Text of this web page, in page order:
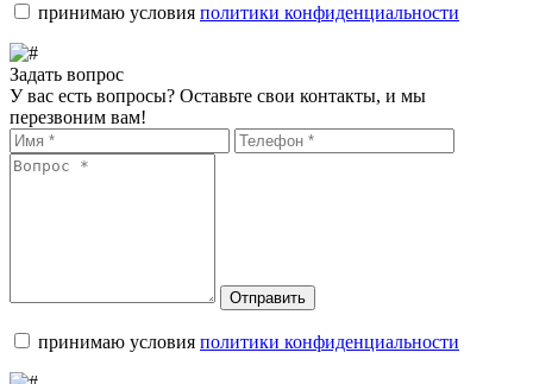
принимаю условия политики конфиденциальности
Задать вопрос
У вас есть вопросы? Оставьте свои контакты, и мы
перезвоним вам!
Отправить
принимаю условия политики конфиденциальности